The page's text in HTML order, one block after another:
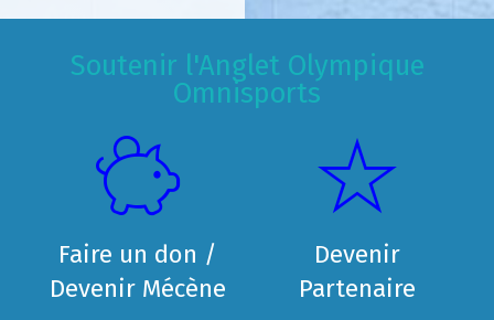
Soutenir l'Anglet Olympique
Omnisports
Faire un don /
Devenir Mécène
Devenir
Partenaire